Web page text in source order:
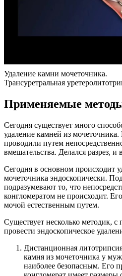
Удаление камни мочеточника.
Трансуретральная
Применяемые
Сегодня существует много
удаление камней из
проводили путем
вмешательства. Делался разрез, и
Сегодня в основном происходит
мочеточника эндоскопически.
подразумевают то, что
конгломератом не происходит.
мочой естественным путем.
Существует несколько методик,
провести эндоскопическое
Дистанционная
камня из мочеточника у
наиболее безопасным. Его